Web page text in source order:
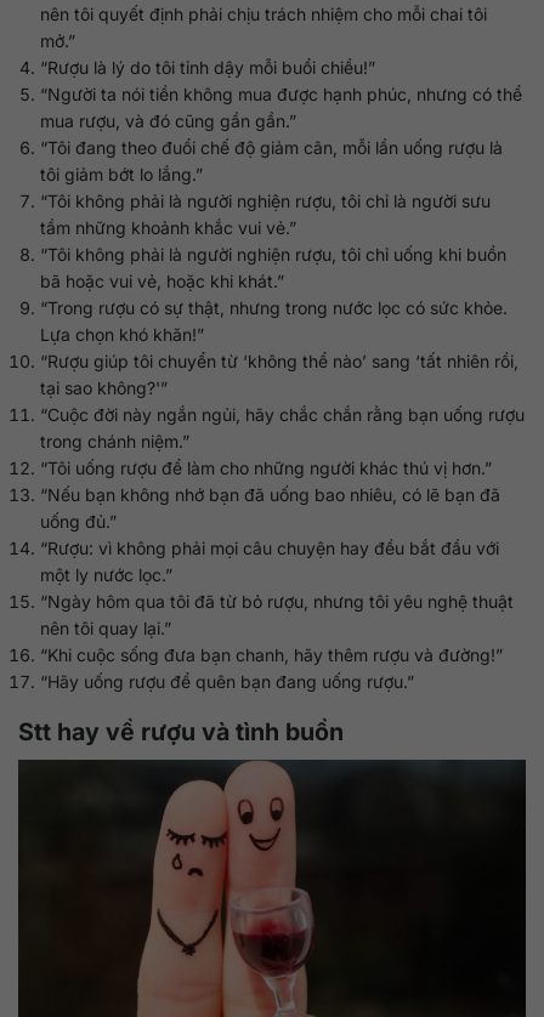
nên tôi quyết định phải chịu trách nhiệm cho mỗi chai tôi
mở.”
“Rượu là lý do tôi tỉnh dậy mỗi buổi chiều!”
“Người ta nói tiền không mua được hạnh phúc, nhưng có thể
mua rượu, và đó cũng gần gần.”
“Tôi đang theo đuổi chế độ giảm cân, mỗi lần uống rượu là
tôi giảm bớt lo lắng.”
“Tôi không phải là người nghiện rượu, tôi chỉ là người sưu
tầm những khoảnh khắc vui vẻ.”
“Tôi không phải là người nghiện rượu, tôi chỉ uống khi buồn
bã hoặc vui vẻ, hoặc khi khát.”
“Trong rượu có sự thật, nhưng trong nước lọc có sức khỏe.
Lựa chọn khó khăn!”
“Rượu giúp tôi chuyển từ ‘không thể nào’ sang ‘tất nhiên rồi,
tại sao không?'”
“Cuộc đời này ngắn ngủi, hãy chắc chắn rằng bạn uống rượu
trong chánh niệm.”
“Tôi uống rượu để làm cho những người khác thú vị hơn.”
“Nếu bạn không nhớ bạn đã uống bao nhiêu, có lẽ bạn đã
uống đủ.”
“Rượu: vì không phải mọi câu chuyện hay đều bắt đầu với
một ly nước lọc.”
“Ngày hôm qua tôi đã từ bỏ rượu, nhưng tôi yêu nghệ thuật
nên tôi quay lại.”
“Khi cuộc sống đưa bạn chanh, hãy thêm rượu và đường!”
“Hãy uống rượu để quên bạn đang uống rượu.”
Stt hay về rượu và tình buồn